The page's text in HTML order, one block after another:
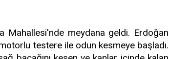
Mahallesi'nde meydana geldi. Erdoğan
testere ile odun kesmeye başladı.